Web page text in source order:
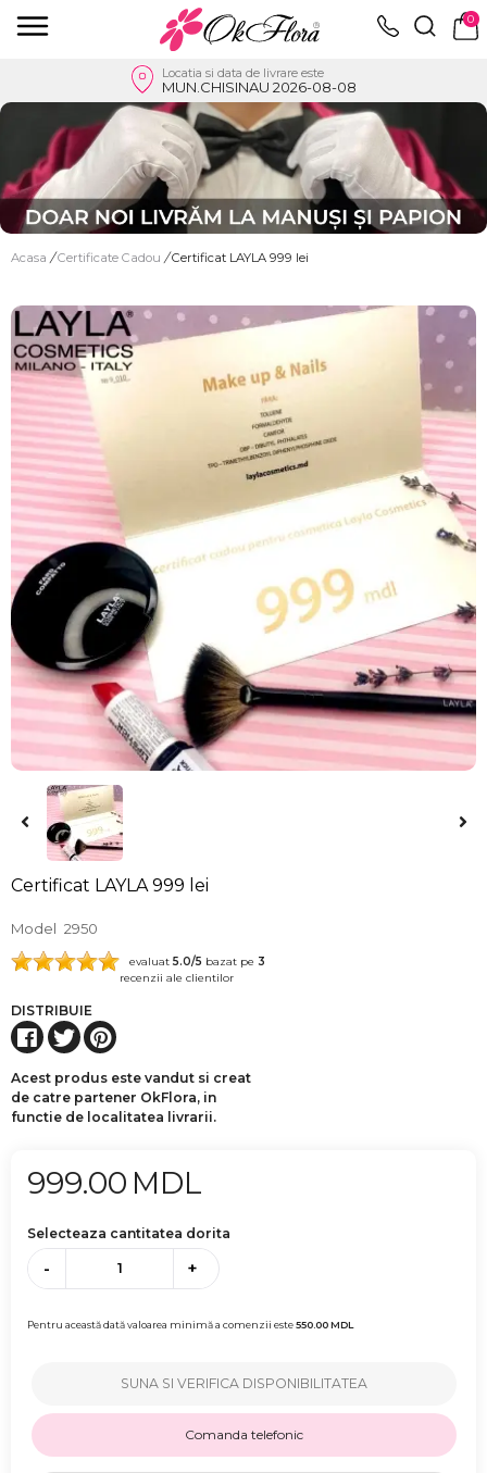
0
Locatia si data de livrare este
MUN.CHISINAU 2026-08-08
Acasa / Certificate Cadou / Certificat LAYLA 999 lei
Certificat LAYLA 999 lei
Model 2950
evaluat 5.0/5 bazat pe 3
recenzii ale clientilor
DISTRIBUIE
Acest produs este vandut si creat
de catre partener OkFlora, in
functie de localitatea livrarii.
999.00 MDL
Selecteaza cantitatea dorita
- +
Pentru această dată valoarea minimă a comenzii este550.00MDL
SUNA SI VERIFICA DISPONIBILITATEA
Comanda telefonic